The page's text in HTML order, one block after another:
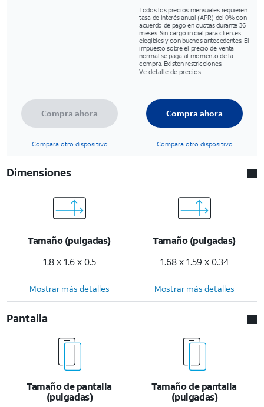
Todos los precios mensuales requieren
tasa de interés anual (APR) del 0% con
acuerdo de pago en cuotas durante 36
meses. Sin cargo inicial para clientes
elegibles y con buenos antecedentes. El
impuesto sobre el precio de venta
normal se paga al momento de la
compra. Existen restricciones.
Ve detalle de precios
Compra ahora
Compara otro dispositivo
Compra ahora
Compara otro dispositivo
Dimensiones
Tamaño (pulgadas)
1.8 x 1.6 x 0.5
Tamaño (pulgadas)
1.68 x 1.59 x 0.34
Mostrar más detalles Mostrar más detalles
Pantalla
Tamaño de pantalla
(pulgadas)
Tamaño de pantalla
(pulgadas)